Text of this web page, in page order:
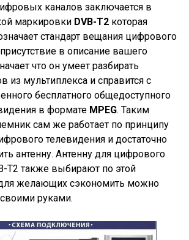
каналов заключается в
маркировки DVB-T2 которая
стандарт вещания цифрового
в описание вашего
что он умеет разбирать
из мультиплекса и справится с
бесплатного общедоступного
в формате MPEG. Таким
сам же работает по принципу
телевидения и достаточно
антенну.Антенну для цифрового
T2 также выбирают по этой
желающих сэкономить можно
своими руками.